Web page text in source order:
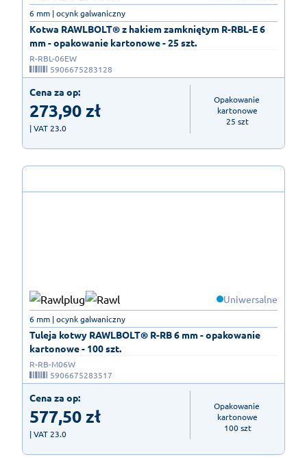
Kotwa RAWLBOLT® z hakiem zamkniętym R-RBL-E 6
mm - opakowanie kartonowe - 25 szt.
6 mm | ocynk galwaniczny
R-RBL-06EW
5906675283128
Cena za op:
273,90zł
| VAT 23.0
Opakowanie
kartonowe
25 szt
Uniwersalne
Tuleja kotwy RAWLBOLT® R-RB 6 mm - opakowanie
kartonowe - 100 szt.
6 mm | ocynk galwaniczny
R-RB-M06W
5906675283517
Cena za op:
577,50zł
| VAT 23.0
Opakowanie
kartonowe
100 szt